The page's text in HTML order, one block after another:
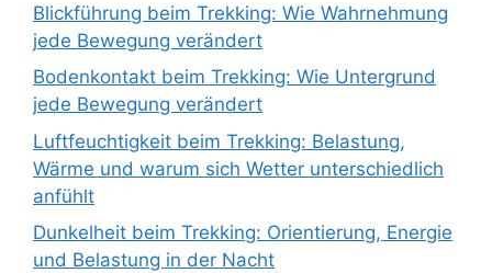
Blickführung beim Trekking: Wie Wahrnehmung
jede Bewegung verändert
Bodenkontakt beim Trekking: Wie Untergrund
jede Bewegung verändert
Luftfeuchtigkeit beim Trekking: Belastung,
Wärme und warum sich Wetter unterschiedlich
anfühlt
Dunkelheit beim Trekking: Orientierung, Energie
und Belastung in der Nacht